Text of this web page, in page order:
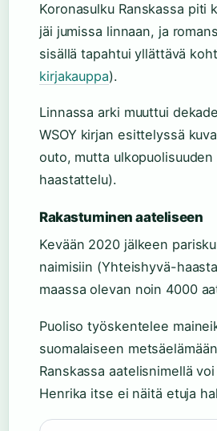
Koronasulku Ranskassa
jäi jumissa linnaan, ja
sisällä tapahtui yllättävä
kirjakauppa).
Linnassa arki muuttui
WSOY kirjan esittelyssä
outo, mutta
haastattelu).
Rakastuminen aateliseen
Kevään 2020 jälkeen
naimisiin (Yhteishyvä-
maassa olevan noin 4000
Puoliso työskentelee
suomalaiseen
Ranskassa aatelisnimellä
Henrika itse ei näitä etuja